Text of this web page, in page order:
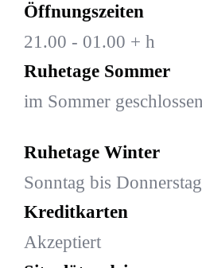
Öffnungszeiten
21.00 - 01.00 + h
Ruhetage Sommer
im Sommer geschlossen
Ruhetage Winter
Sonntag bis Donnerstag
Kreditkarten
Akzeptiert